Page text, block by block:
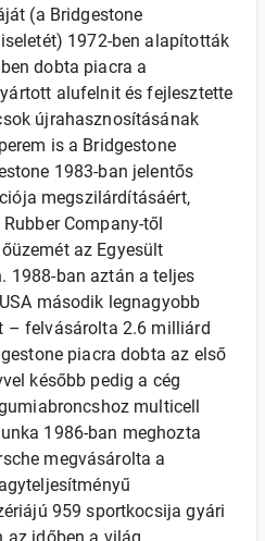
(a Bridgestone
1972-ben alapították
dobta piacra a
alufelnit és fejlesztette
újrahasznosításának
is a Bridgestone
1983-ban jelentős
megszilárdításáért,
Company-től
az Egyesült
1988-ban aztán a teljes
második legnagyobb
– felvásárolta 2.6 milliárd
piacra dobta az első
később pedig a cég
multicell
1986-ban meghozta
megvásárolta a
959 sportkocsija gyári